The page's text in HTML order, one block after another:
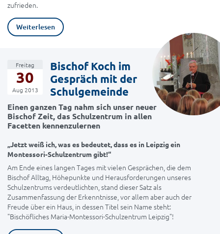
zufrieden.
Weiterlesen
Freitag
30
Aug 2013
Bischof Koch im
Gespräch mit der
Schulgemeinde
Einen ganzen Tag nahm sich unser neuer
Bischof Zeit, das Schulzentrum in allen
Facetten kennenzulernen
„Jetzt weiß ich, was es bedeutet, dass es in Leipzig ein
Montessori-Schulzentrum gibt!“
Am Ende eines langen Tages mit vielen Gesprächen, die dem
Bischof Alltag, Höhepunkte und Herausforderungen unseres
Schulzentrums verdeutlichten, stand dieser Satz als
Zusammenfassung der Erkenntnisse, vor allem aber auch der
Freude über ein Haus, in dessen Titel sein Name steht:
"Bischöfliches Maria-Montessori-Schulzentrum Leipzig"!